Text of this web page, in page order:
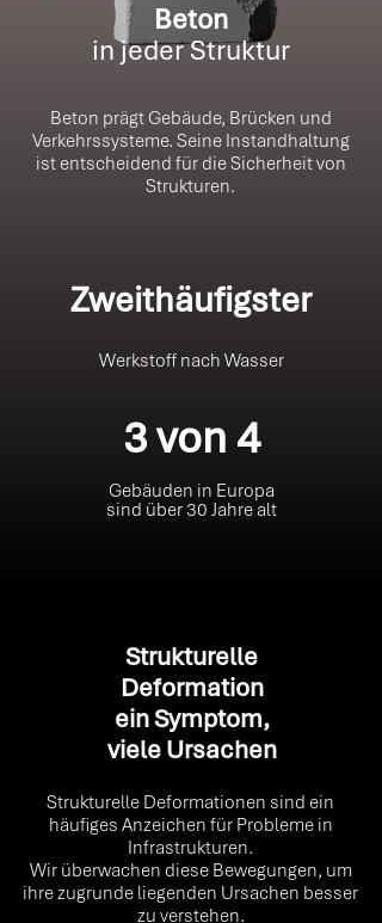
Beton
in jeder Struktur
Beton prägt Gebäude, Brücken und
Verkehrssysteme. Seine Instandhaltung
ist entscheidend für die Sicherheit von
Strukturen.
Zweithäufigster
Werkstoff nach Wasser
3 von 4
Gebäuden in Europa
sind über 30 Jahre alt
Strukturelle
Deformation
ein Symptom,
viele Ursachen
Strukturelle Deformationen sind ein
häufiges Anzeichen für Probleme in
Infrastrukturen.
Wir überwachen diese Bewegungen, um
ihre zugrunde liegenden Ursachen besser
zu verstehen.